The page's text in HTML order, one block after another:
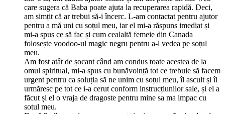
care sugera că Baba poate ajuta la recuperarea rapidă. Deci,
am simțit că ar trebui să-i încerc. L-am contactat pentru ajutor
pentru a mă uni cu soțul meu, iar el mi-a răspuns imediat și
mi-a spus ce să fac și cum cealaltă femeie din Canada
folosește voodoo-ul magic negru pentru a-l vedea pe soțul
meu.
Am fost atât de șocant când am condus toate acestea de la
omul spiritual, mi-a spus cu bunăvoință tot ce trebuie să facem
urgent pentru ca soluția să ne unim cu soțul meu, îl ascult și îl
urmăresc pe tot ce i-a cerut conform instrucțiunilor sale, și el a
făcut și el o vraja de dragoste pentru mine sa ma impac cu
sotul meu.